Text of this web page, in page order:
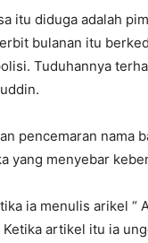
itu diduga adalah
bulanan itu
Tuduhannya
pencemaran nama
yang menyebar
ia menulis arikel “
artikel itu ia